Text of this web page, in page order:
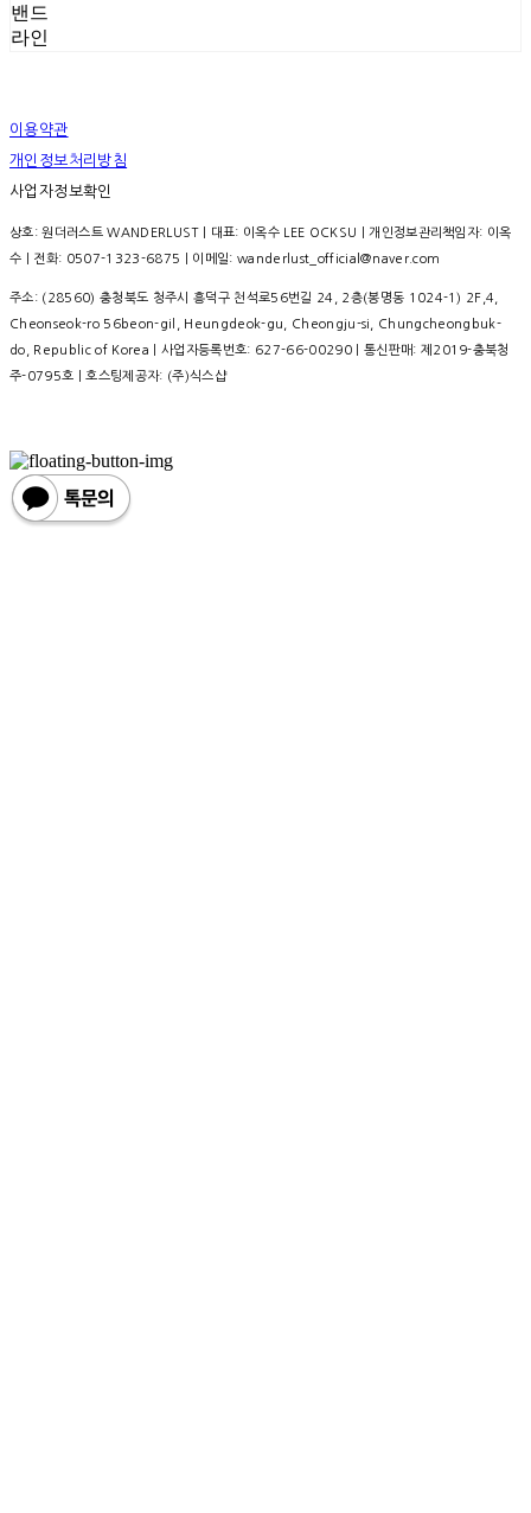
밴드
라인
이용약관
개인정보처리방침
사업자정보확인
상호: 원더러스트 WANDERLUST | 대표: 이옥수 LEE OCKSU | 개인정보관리책임자: 이옥
수 | 전화: 0507-1323-6875 | 이메일: wanderlust_official@naver.com
주소: (28560) 충청북도 청주시 흥덕구 천석로56번길 24, 2층(봉명동 1024-1) 2F,4,
Cheonseok-ro 56beon-gil, Heungdeok-gu, Cheongju-si, Chungcheongbuk-
do, Republic of Korea | 사업자등록번호: 627-66-00290| 통신판매: 제2019-충북청
주-0795호 | 호스팅제공자: (주)식스샵